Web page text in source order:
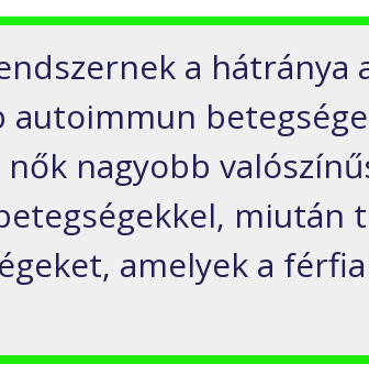
a hátránya
autoimmun
nagyobb
miután
amelyek a